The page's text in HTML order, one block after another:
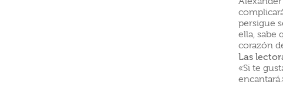
persigue
ella, sabe
corazón
Las
«Si te